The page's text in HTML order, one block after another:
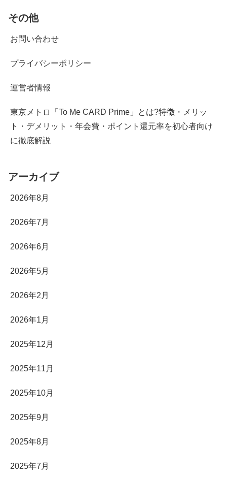
その他
お問い合わせ
プライバシーポリシー
運営者情報
東京メトロ「To Me CARD Prime」とは?特徴・メリッ
ト・デメリット・年会費・ポイント還元率を初心者向け
に徹底解説
アーカイブ
2026年8月
2026年7月
2026年6月
2026年5月
2026年2月
2026年1月
2025年12月
2025年11月
2025年10月
2025年9月
2025年8月
2025年7月